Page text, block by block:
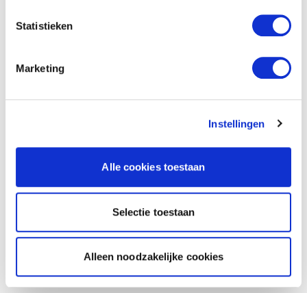
Statistieken
Marketing
Instellingen
Alle cookies toestaan
Selectie toestaan
Alleen noodzakelijke cookies